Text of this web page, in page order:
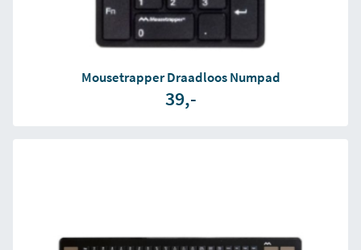
Mousetrapper Draadloos Numpad
39,-